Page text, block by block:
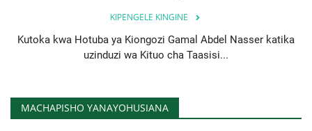
KIPENGELE KINGINE
Kutoka kwa Hotuba ya Kiongozi Gamal Abdel Nasser katika
uzinduzi wa Kituo cha Taasisi...
MACHAPISHO YANAYOHUSIANA